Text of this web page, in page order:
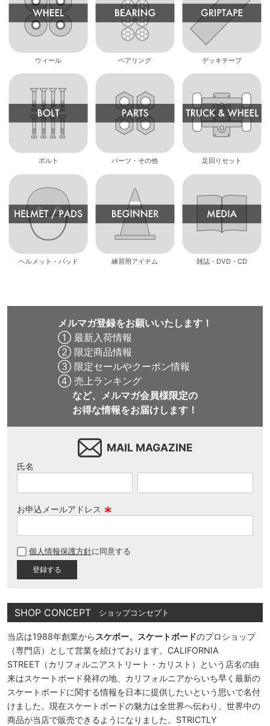
ウィール ベアリング デッキテープ
ボルト パーツ・その他 足回りセット
ヘルメット・パッド 練習用アイテム 雑誌・DVD・CD
メルマガ登録をお願いいたします！
① 最新入荷情報
② 限定商品情報
③ 限定セールやクーポン情報
④ 売上ランキング
など、メルマガ会員様限定の
お得な情報をお届けします！
MAIL MAGAZINE
氏名
お申込メールアドレス
須
個人情報保護方針に同意する
SHOP CONCEPT ショップコンセプト
当店は1988年創業から スケボー、スケートボードのプロショップ
（専門店）として営業を続けております。CALIFORNIA
STREET（カリフォルニアストリート・カリスト）という店名の由
来はスケートボード発祥の地、カリフォルニアからいち早く最新の
スケートボードに関する情報を日本に提供したいという思いで名付
けました。現在スケートボードの魅力は全世界へ伝わり、世界中の
商品が当店で販売できるようになりました。STRICTLY